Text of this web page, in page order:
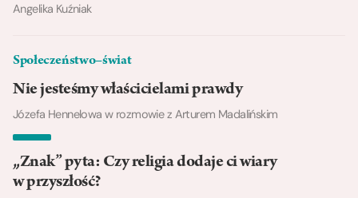
Angelika Kuźniak
Społeczeństwo–świat
Nie jesteśmy właścicielami prawdy
Józefa Hennelowa w rozmowie z Arturem Madalińskim
„Znak” pyta: Czy religia dodaje ci wiary
w przyszłość?